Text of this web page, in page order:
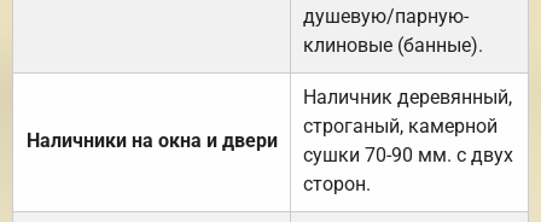
душевую/парную-
клиновые (банные).
Наличники на окна и двери
Наличник деревянный,
строганый, камерной
сушки 70-90 мм. с двух
сторон.